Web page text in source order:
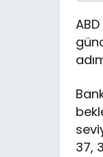
37,